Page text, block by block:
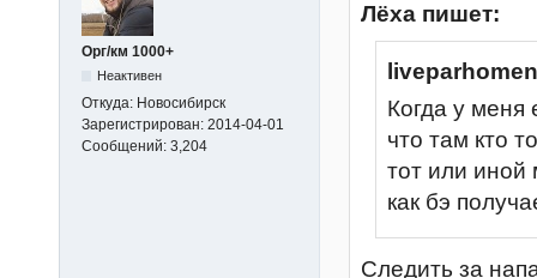
Орг/км 1000+
Неактивен
Откуда: Новосибирск
Зарегистрирован: 2014-04-01
Сообщений: 3,204
Лёха пишет:
Когда у меня
что там кто
тот или иной
как бэ
Следить за